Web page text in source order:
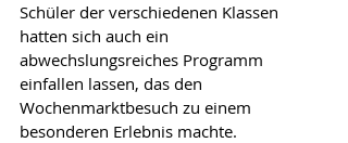
Schüler der verschiedenen Klassen
hatten sich auch ein
abwechslungsreiches Programm
einfallen lassen, das den
Wochenmarktbesuch zu einem
besonderen Erlebnis machte.